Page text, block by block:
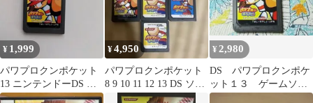
¥ 1,999
パワプロクンポケット
13 ニンテンドーDS ソ
フト
¥4,950
パワプロクンポケット
8 9 10 11 12 13 DS ソフ
ト 7本セット
¥ 2,980
DS パワプロクンポケ
ット１３ ゲームソフ
ト